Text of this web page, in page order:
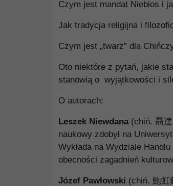
Czym jest mandat Niebios i
Jak tradycja religijna i
Czym jest „twarz” dla
Oto niektóre z pytań, jakie
stanowią o wyjątkowości i
O autorach:
Leszek Niewdana (chiń. 聶
naukowy zdobył na
Wykłada na Wydziale
obecności zagadnień
Józef Pawłowski (chiń. 鮑虹